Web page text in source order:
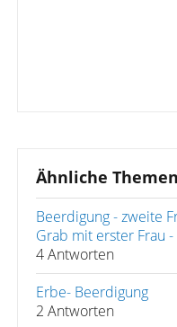
Ähnliche Themen
Beerdigung - zweite
Grab mit erster Frau
4 Antworten
Erbe- Beerdigung
2 Antworten